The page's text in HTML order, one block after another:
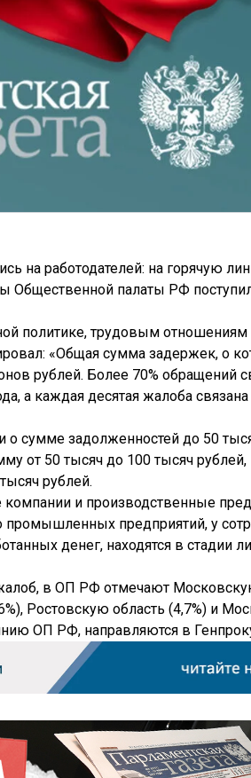
на работодателей: на горячую
Общественной палаты РФ
политике, трудовым отношениям
«Общая сумма задержек, о
рублей. Более 70% обращений
а каждая десятая жалоба
сумме задолженностей до 50
от 50 тысяч до 100 тысяч
рублей.
и производственные
предприятий, у
денег, находятся в стадии
в ОП РФ отмечают
Ростовскую область (4,7%) и
ОП РФ, направляются в